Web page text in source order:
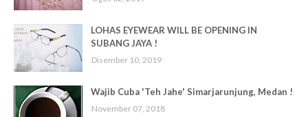
LOHAS EYEWEAR WILL BE OPENING IN
SUBANG JAYA !
Disember 10, 2019
Wajib Cuba 'Teh Jahe' Simarjarunjung, Medan !
November 07, 2018